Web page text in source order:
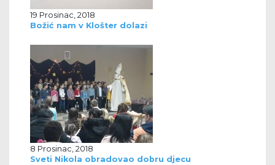
19 Prosinac, 2018
Božić nam v Klošter dolazi
8 Prosinac, 2018
Sveti Nikola obradovao dobru djecu